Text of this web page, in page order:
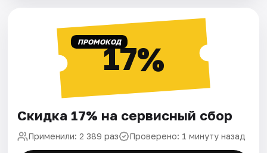
ПРОМОКОД17%
Скидка 17% на сервисный сбор
Применили: 2 389 раз Проверено: 1 минуту назад